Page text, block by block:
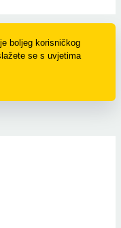
boljeg korisničkog
se s uvjetima